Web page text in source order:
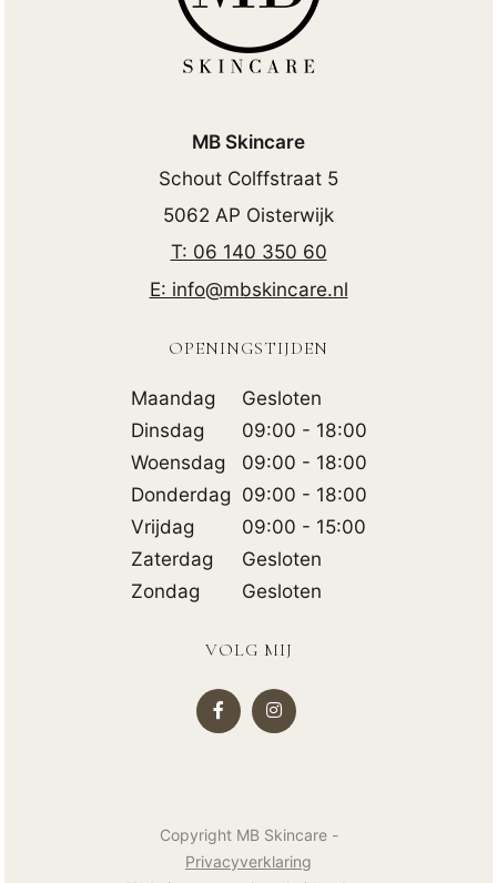
MB Skincare
Schout Colffstraat 5
5062 AP Oisterwijk
​T: 06 140 350 60
E: info@mbskincare.nl
OPENINGSTIJDEN
Maandag
Gesloten
Dinsdag
09:00 - 18:00
Woensdag
09:00 - 18:00
Donderdag 09:00 - 18:00
Vrijdag
09:00 - 15:00
Zaterdag
Gesloten
Zondag
Gesloten
VOLG MIJ
Copyright MB Skincare -
Privacyverklaring